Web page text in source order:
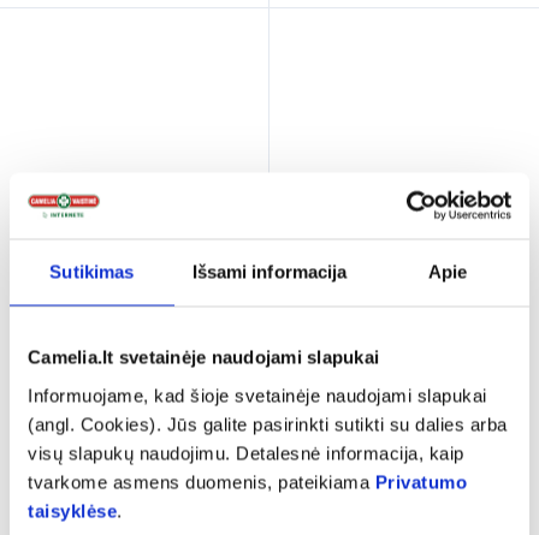
Sutikimas Išsami informacija Apie
Camelia.lt svetainėje naudojami slapukai
Informuojame, kad šioje svetainėje naudojami slapukai
(angl. Cookies). Jūs galite pasirinkti sutikti su dalies arba
visų slapukų naudojimu. Detalesnė informacija, kaip
tvarkome asmens duomenis, pateikiama Privatumo
taisyklėse.
AVENE kūno prausiklis
CLEANANCE, 400 ml
13,07 € 21,79 €
% PAPILDOMA NUOLAIDA
Į krepšelį
BIODERMA kūno ir plaukų
Įvertinimas 5.0 iš 5
19,25 € 21,39 €
% PAPILDOMA NUOLAIDA